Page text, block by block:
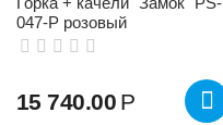
047-P розовый
15 740.00 Р